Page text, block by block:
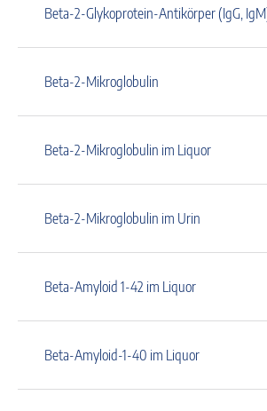
Beta-2-Glykoprotein-Antikörper (IgG,
Beta-2-Mikroglobulin
Beta-2-Mikroglobulin im Liquor
Beta-2-Mikroglobulin im Urin
Beta-Amyloid 1-42 im Liquor
Beta-Amyloid-1-40 im Liquor